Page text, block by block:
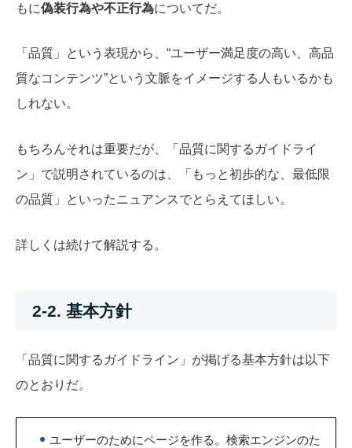
もに偽装行為や不正行為についてだ。
「品質」という表現から、“ユーザー満足度の高い、高品
質なコンテンツ”という文脈をイメージする人もいるかも
しれない。
もちろんそれは重要だが、「品質に関するガイドライ
ン」で説明されているのは、「もっと初歩的な、最低限
の品質」といったニュアンスでとらえてほしい。
詳しくは続けて解説する。
2-2. 基本方針
「品質に関するガイドライン」が掲げる基本方針は以下
のとおりだ。
ユーザーのためにページを作る。検索エンジンのた